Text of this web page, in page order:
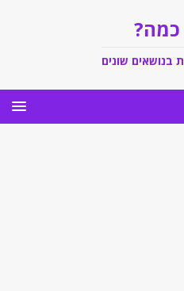
בנושאים שונים